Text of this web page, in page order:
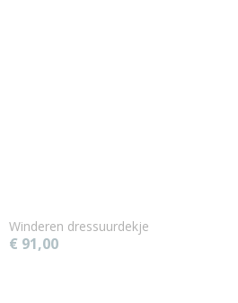
Winderen dressuurdekje
€ 91,00